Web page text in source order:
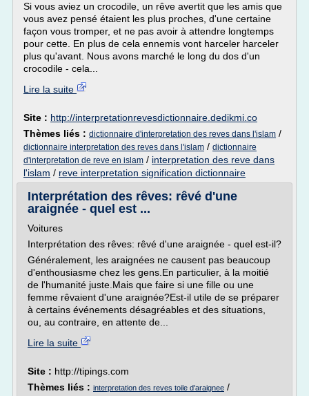
Si vous aviez un crocodile, un rêve avertit que les amis que
vous avez pensé étaient les plus proches, d'une certaine
façon vous tromper, et ne pas avoir à attendre longtemps
pour cette. En plus de cela ennemis vont harceler harceler
plus qu'avant. Nous avons marché le long du dos d'un
crocodile - cela...
Lire la suite
Site : http://interpretationrevesdictionnaire.dedikmi.co
Thèmes liés : dictionnaire d'interpretation des reves dans l'islam /
dictionnaire interpretation des reves dans l'islam / dictionnaire
d'interpretation de reve en islam / interpretation des reve dans
l'islam / reve interpretation signification dictionnaire
Interprétation des rêves: rêvé d'une
araignée - quel est ...
Voitures
Interprétation des rêves: rêvé d'une araignée - quel est-il?
Généralement, les araignées ne causent pas beaucoup
d'enthousiasme chez les gens.En particulier, à la moitié
de l'humanité juste.Mais que faire si une fille ou une
femme rêvaient d'une araignée?Est-il utile de se préparer
à certains événements désagréables et des situations,
ou, au contraire, en attente de...
Lire la suite
Site : http://tipings.com
Thèmes liés : interpretation des reves toile d'araignee /